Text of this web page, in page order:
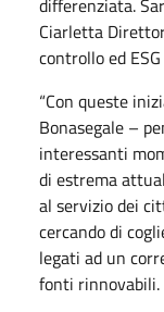
Ciarletta
controllo ed ESG
“Con queste
Bonasegale –
interessanti
di estrema
al servizio dei
cercando di
legati ad un
fonti rinnovabili.